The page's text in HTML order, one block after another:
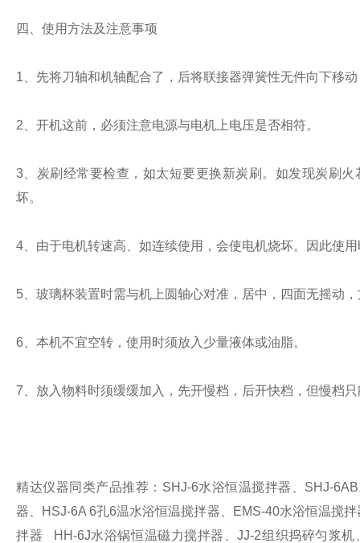
四、使用方法及注意事项
1 、先将刀轴和机轴配合了，后将联接器弹簧性无件向下移动
2 、开机这前，必须注意电源与电机上电压是否相符。
3 、炭刷经常要检查，如太短要更换新炭刷。如发现炭刷
坏。
4 、由于电机转速高、如连续使用，会使电机烧坏。因此使
5 、玻璃杯装置时需与机上圆轴心对准，居中，四面无摇动
6 、本机不宜空转，使用时须放入少量液体或油脂。
7 、放入物料时须缓缓加入，先开慢档，后开快档，但慢档
精达仪器同类产品推荐： SHJ-6水浴恒温搅拌器、 SHJ-6AB
器、
HSJ-6A 6孔6温水浴恒温搅拌器、 EMS-40水浴恒温搅拌
拌器
HH-6J水浴锅恒温磁力搅拌器、JJ-2组织捣碎匀浆机